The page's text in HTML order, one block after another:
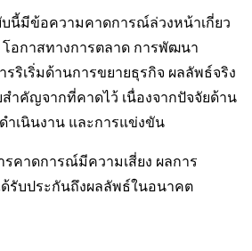
นี้มีข้อความคาดการณ์ล่วงหน้าเกี่ยว
อกาสทางการตลาด การพัฒนา
ริเริ่มด้านการขยายธุรกิจ ผลลัพธ์จริง
ำคัญจากที่คาดไว้ เนื่องจากปัจจัยด้าน
ำเนินงาน และการแข่งขัน
คาดการณ์มีความเสี่ยง ผลการ
รับประกันถึงผลลัพธ์ในอนาคต